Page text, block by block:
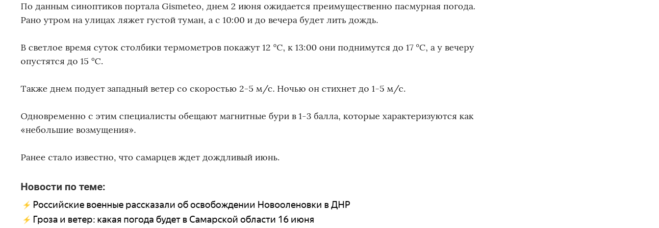
По данным синоптиков портала Gismeteo, днем 2 июня ожидается преимущественно пасмурная погода.
Рано утром на улицах ляжет густой туман, а с 10:00 и до вечера будет лить дождь.
В светлое время суток столбики термометров покажут 12 °С, к 13:00 они поднимутся до 17 °С, а у вечеру
опустятся до 15 °C.
Также днем подует западный ветер со скоростью 2-5 м/с. Ночью он стихнет до 1-5 м/с.
Одновременно с этим специалисты обещают магнитные бури в 1-3 балла, которые характеризуются как
«небольшие возмущения».
Ранее стало известно, что самарцев ждет дождливый июнь.
Новости по теме:
Российские военные рассказали об освобождении Новооленовки в ДНР
Гроза и ветер: какая погода будет в Самарской области 16 июня